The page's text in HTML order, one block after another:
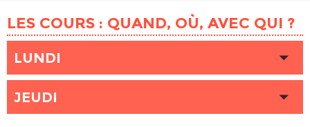
LES COURS : QUAND, OÙ, AVEC QUI ?
LUNDI
HEURE 18h30 - 21h30
LIEU SAMPAIX (Paris 10ème)
JEUDI